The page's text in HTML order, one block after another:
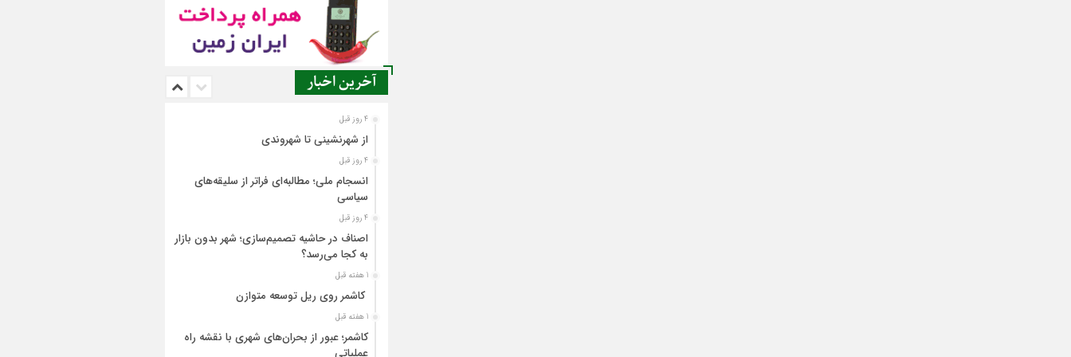
آخرین اخبار
4 روز قبل
از شهرنشینی تا شهروندی
4 روز قبل
انسجام ملی؛ مطالبه‌ای فراتر از سلیقه‌های
سیاسی
4 روز قبل
اصناف در حاشیه تصمیم‌سازی؛ شهر بدون بازار
به کجا می‌رسد؟
1 هفته قبل
کاشمر روی ریل توسعه متوازن
1 هفته قبل
کاشمر؛ عبور از بحران‌های شهری با نقشه راه
عملیاتی